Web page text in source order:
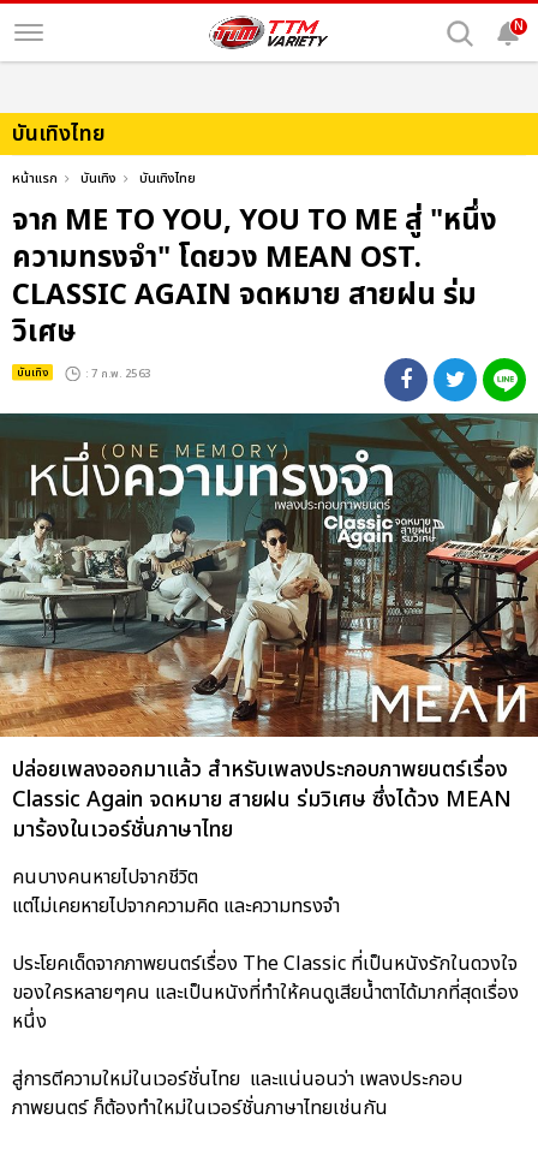
N
บันเทิงไทย
หน้าแรก บันเทิง บันเทิงไทย
จาก ME TO YOU, YOU TO ME สู่ "หนึ่ง
ความทรงจำ" โดยวง MEAN OST.
CLASSIC AGAIN จดหมาย สายฝน ร่ม
วิเศษ
บันเทิง : 7 ก.พ. 2563
ปล่อยเพลงออกมาแล้ว สำหรับเพลงประกอบภาพยนตร์เรื่อง
Classic Again จดหมาย สายฝน ร่มวิเศษ ซึ่งได้วง MEAN
มาร้องในเวอร์ชั่นภาษาไทย
คนบางคนหายไปจากชีวิต
แต่ไม่เคยหายไปจากความคิด และความทรงจำ
ประโยคเด็ดจากภาพยนตร์เรื่อง The Classic ที่เป็นหนังรักในดวงใจ
ของใครหลายๆคน และเป็นหนังที่ทำให้คนดูเสียน้ำตาได้มากที่สุดเรื่อง
หนึ่ง
สู่การตีความใหม่ในเวอร์ชั่นไทย และแน่นอนว่า เพลงประกอบ
ภาพยนตร์ ก็ต้องทำใหม่ในเวอร์ชั่นภาษาไทยเช่นกัน